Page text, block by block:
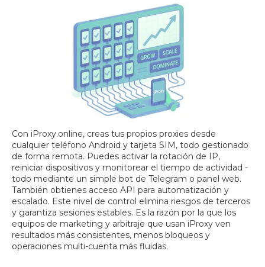
Con iProxy.online, creas tus propios proxies desde
cualquier teléfono Android y tarjeta SIM, todo gestionado
de forma remota. Puedes activar la rotación de IP,
reiniciar dispositivos y monitorear el tiempo de actividad -
todo mediante un simple bot de Telegram o panel web.
También obtienes acceso API para automatización y
escalado. Este nivel de control elimina riesgos de terceros
y garantiza sesiones estables. Es la razón por la que los
equipos de marketing y arbitraje que usan iProxy ven
resultados más consistentes, menos bloqueos y
operaciones multi-cuenta más fluidas.